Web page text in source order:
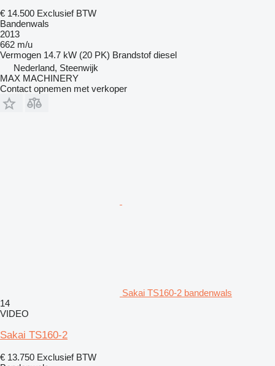
€ 14.500 Exclusief BTW
Bandenwals
2013
662 m/u
Vermogen 14.7 kW (20 PK) Brandstof diesel
Nederland, Steenwijk
MAX MACHINERY
Contact opnemen met verkoper
Sakai TS160-2 bandenwals
14
VIDEO
Sakai TS160-2
€ 13.750 Exclusief BTW